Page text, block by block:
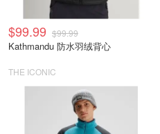
$99.99 $99.99
Kathmandu 防水羽绒背心
THE ICONIC